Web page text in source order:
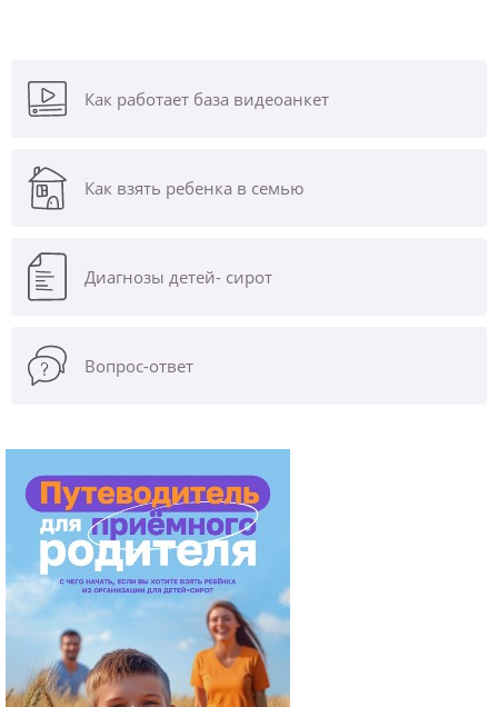
Как работает база видеоанкет
Как взять ребенка в семью
Диагнозы детей- сирот
Вопрос-ответ